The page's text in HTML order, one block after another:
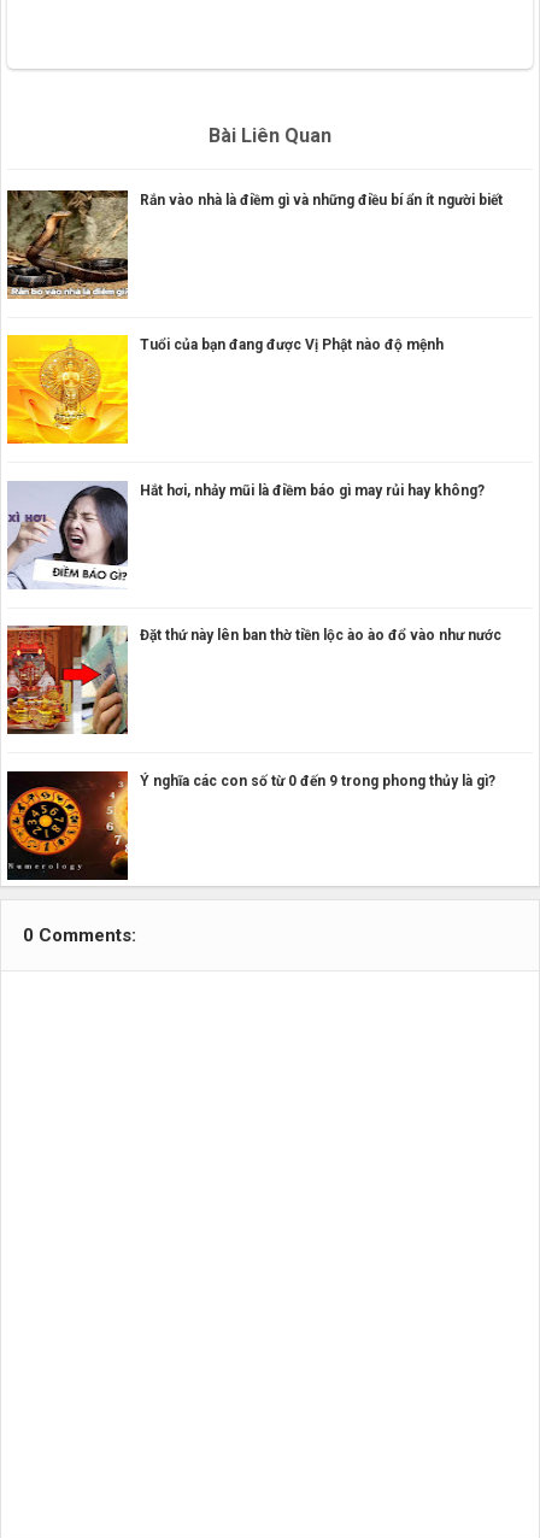
Bài Liên Quan
Rắn vào nhà là điềm gì và những điều bí ẩn ít người biết
Tuổi của bạn đang được Vị Phật nào độ mệnh
Hắt hơi, nhảy mũi là điềm báo gì may rủi hay không?
Đặt thứ này lên ban thờ tiền lộc ào ào đổ vào như nước
Ý nghĩa các con số từ 0 đến 9 trong phong thủy là gì?
0 Comments: